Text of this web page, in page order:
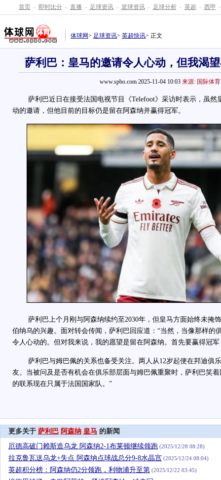
首页 - 即时比分 - 直播 - 足球资讯 - 篮球资讯 - 足球分析 - 英超 - 西甲 -
体球网> 足球资讯> 英超快讯> 正文
萨利巴：皇马的邀请令人心动，但我渴
www.spbo.com 2025-11-04 10:03 来源: 国际体育
萨利巴近日在接受法国电视节目《Telefoot》采访时表示，虽然
动的邀请，但他目前的目标仍是留在阿森纳并赢得冠军。
萨利巴上个月刚与阿森纳续约至2030年，但皇马方面始终未掩饰
伯纳乌的兴趣。面对转会传闻，萨利巴回应道：“当然，当像那样的
令人心动的。但对我来说，我的愿望是留在阿森纳。首先要赢得冠
萨利巴与姆巴佩的关系也备受关注。两人从12岁起便在邦迪俱
友。当被问及是否有机会在俱乐部层面与姆巴佩重聚时，萨利巴笑
的联系现在只属于法国国家队。”
更多关于 萨利巴 阿森纳 皇马 的新闻
厄德高破门赖斯造乌龙 阿森纳2-1布莱顿继续领跑 (2025/12/28 08:28)
拉克鲁瓦送乌龙+失点 阿森纳点球战总分9-8水晶宫 (2025/12/24 08:04)
英超积分榜：阿森纳仍2分领跑，利物浦升至第 (2025/12/22 03:45)